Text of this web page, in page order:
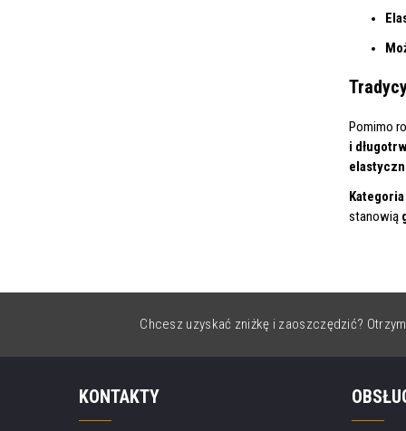
Pomimo
i
stanowią
Chcesz uzyskać zniżkę i zaoszczędzić?
KONTAKTY